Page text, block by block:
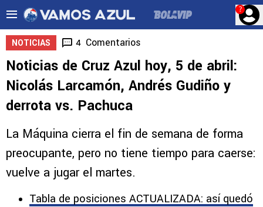
?
NOTICIAS 4 Comentarios
Noticias de Cruz Azul hoy, 5 de abril:
Nicolás Larcamón, Andrés Gudiño y
derrota vs. Pachuca
La Máquina cierra el fin de semana de forma
preocupante, pero no tiene tiempo para caerse:
vuelve a jugar el martes.
Tabla de posiciones ACTUALIZADA: así quedó